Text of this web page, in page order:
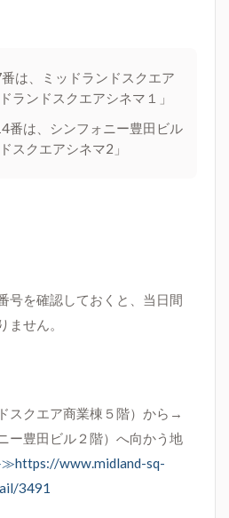
は、
ミッドランドスクエア
ランドスクエアシネマ１」
番は、 シンフォニー豊田ビル
スクエアシネマ2」
号を確認しておくと、当日間
ません。
スクエア商業棟５階）から→
ー豊田ビル２階）へ向かう地
www.midland-sq-
3491